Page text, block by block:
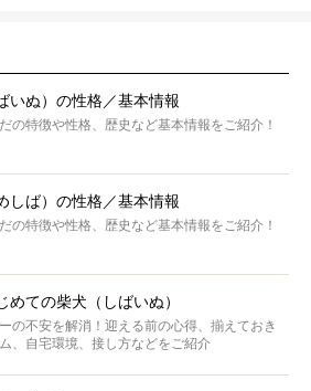
いぬ）の性格／基本情報
の特徴や性格、歴史など基本情報をご紹介！
しば）の性格／基本情報
の特徴や性格、歴史など基本情報をご紹介！
めての柴犬（しばいぬ）
の不安を解消！迎える前の心得、揃えておき
、自宅環境、接し方などをご紹介